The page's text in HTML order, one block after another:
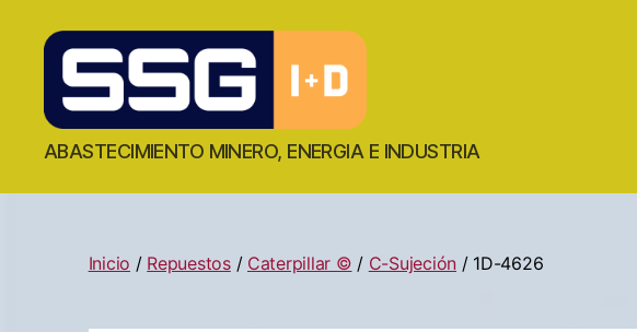
ABASTECIMIENTO MINERO, ENERGIA E INDUSTRIA
Inicio / Repuestos/ Caterpillar © / C-Sujeción / 1D-4626